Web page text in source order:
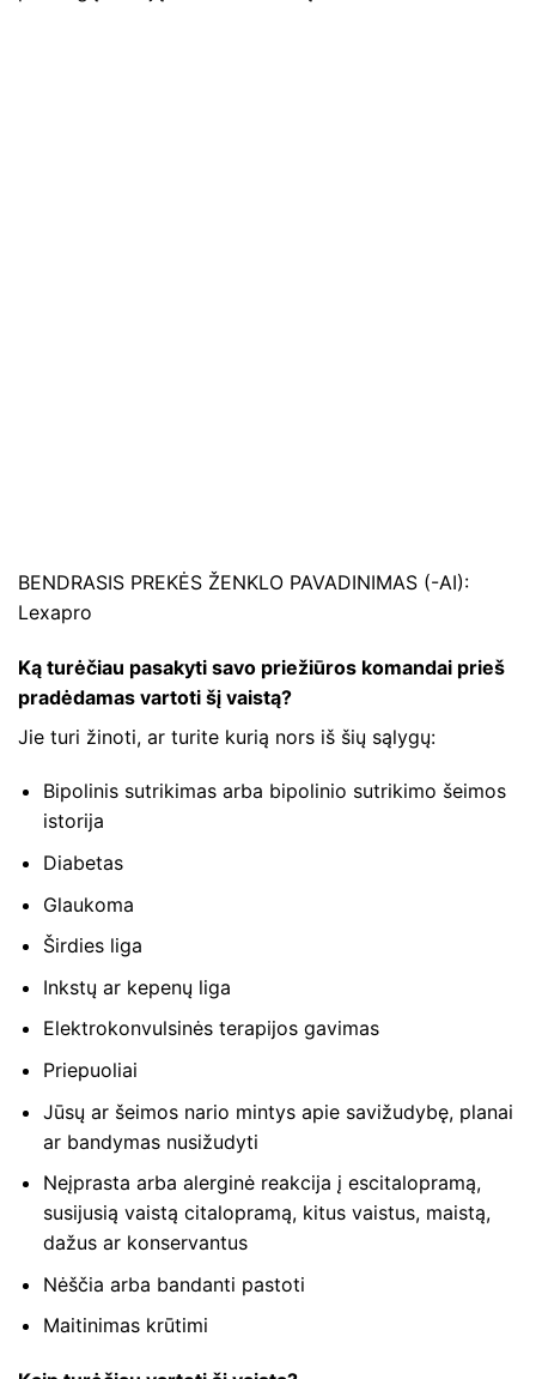
BENDRASIS PREKĖS ŽENKLO PAVADINIMAS (-AI):
Lexapro
Ką turėčiau pasakyti savo priežiūros komandai prieš
pradėdamas vartoti šį vaistą?
Jie turi žinoti, ar turite kurią nors iš šių sąlygų:
Bipolinis sutrikimas arba bipolinio sutrikimo šeimos
istorija
Diabetas
Glaukoma
Širdies liga
Inkstų ar kepenų liga
Elektrokonvulsinės terapijos gavimas
Priepuoliai
Jūsų ar šeimos nario mintys apie savižudybę, planai
ar bandymas nusižudyti
Neįprasta arba alerginė reakcija į escitalopramą,
susijusią vaistą citalopramą, kitus vaistus, maistą,
dažus ar konservantus
Nėščia arba bandanti pastoti
Maitinimas krūtimi